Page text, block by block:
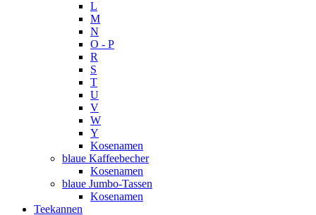
L
M
N
O - P
R
S
T
U
V
W
Y
Kosenamen
blaue Kaffeebecher
Kosenamen
blaue Jumbo-Tassen
Kosenamen
Teekannen